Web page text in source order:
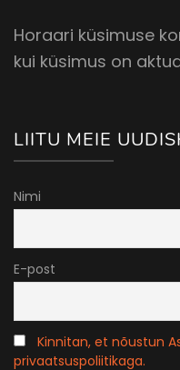
Horaari küsimuse
kui küsimus on
LIITU MEIE
Nimi
E-post
Kinnitan, et nõustun
privaatsuspoliitikaga.